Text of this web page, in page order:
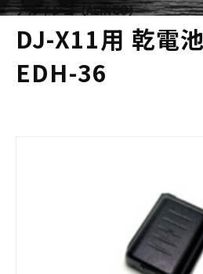
アルインコ（ALINCO）
DJ-X11用 乾電
EDH-36